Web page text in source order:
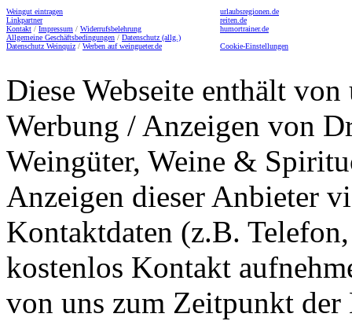
Weingut eintragen
Linkpartner
Kontakt / Impressum / Widerrufsbelehrung
Allgemeine Geschäftsbedingungen / Datenschutz (allg.)
Datenschutz Weinquiz / Werben auf weingueter.de
urlaubsregionen.de
reiten.de
humortrainer.de
Cookie-Einstellungen
Diese Webseite enthält
Werbung / Anzeigen von
Weingüter, Weine &
Anzeigen dieser Anbieter
Kontaktdaten (z.B.
kostenlos Kontakt
von uns zum Zeitpunkt